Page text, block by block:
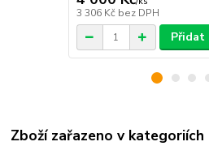
3 306 Kč bez DPH
Přidat
Zboží zařazeno v kategoriích